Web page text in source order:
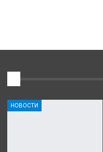
НОВОСТИ